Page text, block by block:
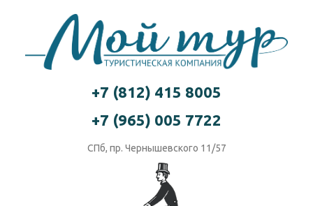
+7 (812) 415 8005
+7 (965) 005 7722
СПб, пр. Чернышевского 11/57